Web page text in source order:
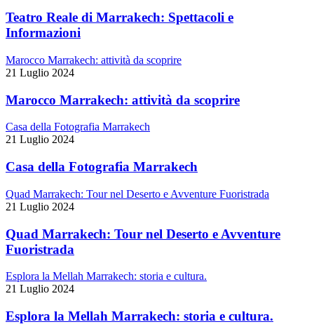
Teatro Reale di Marrakech: Spettacoli e
Informazioni
Marocco Marrakech: attività da scoprire
21 Luglio 2024
Marocco Marrakech: attività da scoprire
Casa della Fotografia Marrakech
21 Luglio 2024
Casa della Fotografia Marrakech
Quad Marrakech: Tour nel Deserto e Avventure Fuoristrada
21 Luglio 2024
Quad Marrakech: Tour nel Deserto e Avventure
Fuoristrada
Esplora la Mellah Marrakech: storia e cultura.
21 Luglio 2024
Esplora la Mellah Marrakech: storia e cultura.